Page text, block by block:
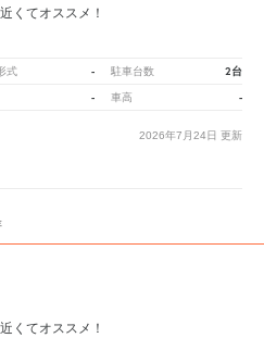
近くてオススメ！
式 - 駐車台数 2台
- 車高 -
2026年7月24日 更新
近くてオススメ！